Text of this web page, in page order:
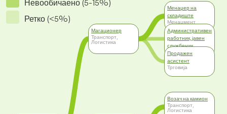
Невообичаено (5-15%)
Ретко (<5%)
Магационер
Транспорт,
Логистика
Менаџер на
складиште
Менаџмент
Административен
работник, јавен
службеник
Администрација
Продажен
асистент
Трговија
Возач на камион
Транспорт,
Логистика